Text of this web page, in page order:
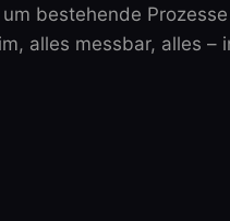
bestehende
alles messbar, alles